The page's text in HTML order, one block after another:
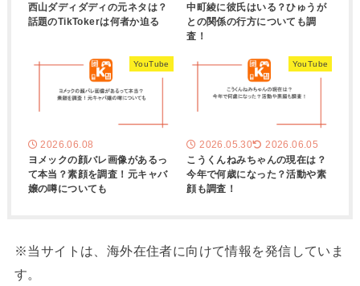
西山ダディダディの元ネタは？
話題のTikTokerは何者か迫る
中町綾に彼氏はいる？ひゅうが
との関係の行方についても調
査！
YouTube
2026.06.08
ヨメックの顔バレ画像があるっ
て本当？素顔を調査！元キャバ
嬢の噂についても
YouTube
2026.05.30 2026.06.05
こうくんねみちゃんの現在は？
今年で何歳になった？活動や素
顔も調査！
※当サイトは、海外在住者に向けて情報を発信していま
す。